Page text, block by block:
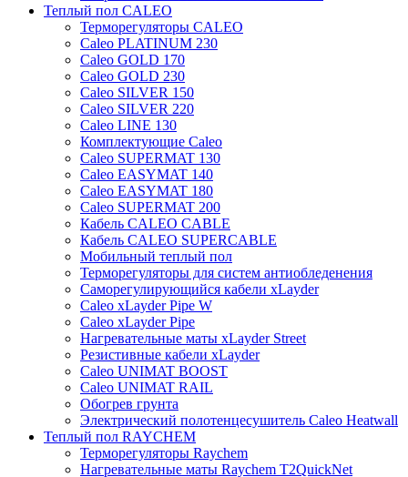
Теплый пол CALEO
Терморегуляторы CALEO
Caleo PLATINUM 230
Caleo GOLD 170
Caleo GOLD 230
Caleo SILVER 150
Caleo SILVER 220
Caleo LINE 130
Комплектующие Caleo
Caleo SUPERMAT 130
Caleo EASYMAT 140
Caleo EASYMAT 180
Caleo SUPERMAT 200
Кабель CALEO CABLE
Кабель CALEO SUPERCABLE
Мобильный теплый пол
Терморегуляторы для систем антиобледенения
Саморегулирующийся кабели xLayder
Caleo xLayder Pipe W
Caleo xLayder Pipe
Нагревательные маты xLayder Street
Резистивные кабели xLayder
Caleo UNIMAT BOOST
Caleo UNIMAT RAIL
Обогрев грунта
Электрический полотенцесушитель Caleo Heatwall
Теплый пол RAYCHEM
Терморегуляторы Raychem
Нагревательные маты Raychem T2QuickNet